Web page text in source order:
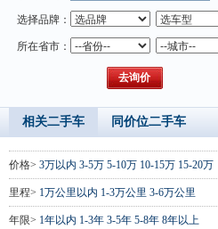
选择品牌：
所在省市：
相关二手车 同价位二手车
价格> 3万以内 3-5万 5-10万 10-15万 15-20万
里程> 1万公里以内 1-3万公里 3-6万公里
年限> 1年以内 1-3年 3-5年 5-8年 8年以上